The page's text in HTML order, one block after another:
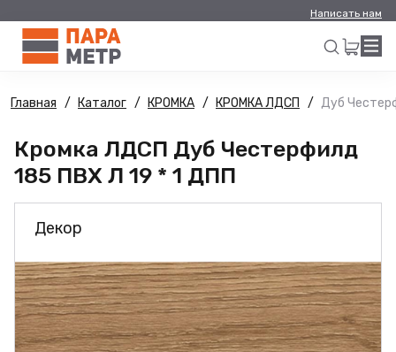
Написать нам
Искать
Главная Каталог КРОМКА КРОМКА ЛДСП Дуб
Кромка ЛДСП Дуб Честерфилд
185 ПВХ Л 19 * 1 ДПП
Декор